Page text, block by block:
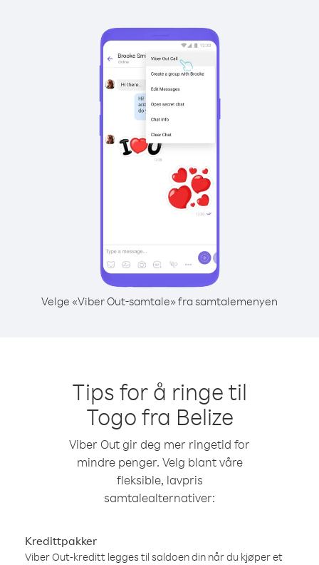
Velge «Viber Out-samtale» fra samtalemenyen
Tips for å ringe til
Togo fra Belize
Viber Out gir deg mer ringetid for
mindre penger. Velg blant våre
fleksible, lavpris
samtalealternativer:
Kredittpakker
Viber Out-kreditt legges til saldoen din når du kjøper et